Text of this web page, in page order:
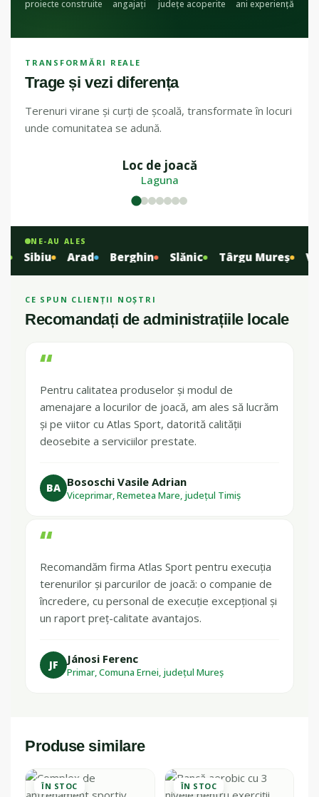
proiecte construite angajați județe acoperite ani experiență
TRANSFORMĂRI REALE
Trage și vezi diferența
Terenuri virane și curți de școală, transformate în locuri
unde comunitatea se adună.
Loc de joacă
Laguna
NE-AU ALES
Sibiu Arad Berghin Slănic Târgu Mureș Vita
CE SPUN CLIENȚII NOȘTRI
Recomandați de administrațiile locale
“
Pentru calitatea produselor și modul de
amenajare a locurilor de joacă, am ales să lucrăm
și pe viitor cu Atlas Sport, datorită calității
deosebite a serviciilor prestate.
BA Bososchi Vasile Adrian
Viceprimar, Remetea Mare, județul Timiș
“
Recomandăm firma Atlas Sport pentru execuția
terenurilor și parcurilor de joacă: o companie de
încredere, cu personal de execuție excepțional și
un raport preț-calitate avantajos.
JF Jánosi Ferenc
Primar, Comuna Ernei, județul Mureș
Produse similare
ÎN STOC ÎN STOC